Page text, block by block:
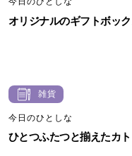
オリジナルのギフトボッ
雑貨
今日のひとしな
ひとつふたつと揃えたカ